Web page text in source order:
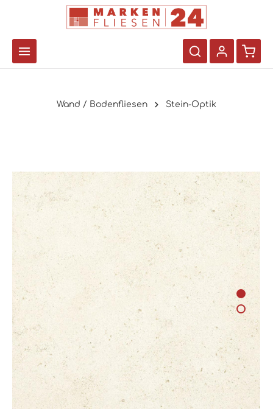
Wand / Bodenfliesen Stein-Optik